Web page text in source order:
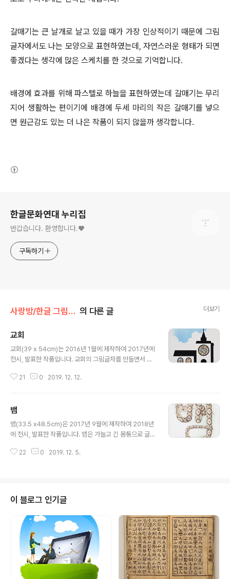
갈매기는 큰 날개로 날고 있을 때가 가장 인상적이기 때문에 그림
글자에서도 나는 모양으로 표현하였는데, 자연스러운 형태가 되면
좋겠다는 생각에 많은 스케치를 한 것으로 기억합니다.
배경에 효과를 위해 파스텔로 하늘을 표현하였는데 갈매기는 무리
지어 생활하는 편이기에 배경에 두세 마리의 작은 갈매기를 넣으
면 원근감도 있는 더 나은 작품이 되지 않을까 생각합니다.
한글문화연대 누리집
반갑습니다. 환영합니다.♥
구독하기
사랑방/한글 그림글자(김대혁) 의 다른 글 더보기
교회
교회(39 x 54cm)는 2016년 1월에 제작하여 2017년에
전시, 발표한 작품입니다. 교회의 그림글자를 만들면서 단
할, 사명 등을 담아 보고자 많은 스케치를 하였던 작품으로
미하며, 'ㅎ'의 원에는 예수가 떡 5개와 물고기 2마리로 5
천명을 먹였다는 기적적인 사건인 '오병이어의 기적'과 함
께 배경의 원을 12개로 나눠 12제자와 12광주리를 연상할
톨릭 교회에서 많이 쓰이는 '스테인드 글라스'기법으로 "내
21 0 2019. 12. 12.
뱀
뱀(33.5 x48.5cm)은 2017년 9월에 제작하여 2018년
에 전시, 발표한 작품입니다. 뱀은 가늘고 긴 몸통으로 글씨
'ㅐ', 'ㅁ'으로 분리되어 표현하면 어색하게 보일 수 있어 자
습니다. 뱀의 무늬나 비늘의 표현이 어려운 것은 몸이 원통
으로 이루어졌기 때문으로 몸이 꺾이거나 말리는 경우에
무늬도 따라서 변형이 되어야 하기에 자연스럽게 보이기
위해서는 노력을 많이 하여야 합니다.
22 0 2019. 12. 5.
이 블로그 인기글